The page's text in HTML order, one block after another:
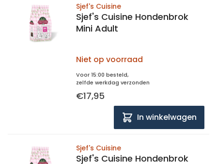
Sjef's Cuisine
Sjef's Cuisine Hondenbrok
Mini Adult
Niet op voorraad
Voor 15:00 besteld,
zelfde werkdag verzonden
€17,95
In winkelwagen
Sjef's Cuisine
Sjef's Cuisine Hondenbrok